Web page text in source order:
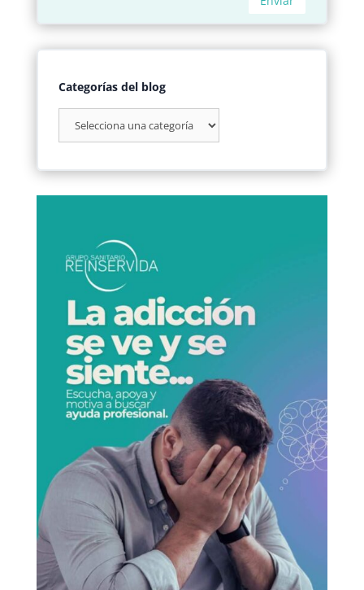
Categorías del blog